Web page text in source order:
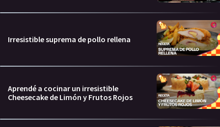
Irresistible suprema de pollo rellena
Aprendé a cocinar un irresistible
Cheesecake de Limón y Frutos Rojos